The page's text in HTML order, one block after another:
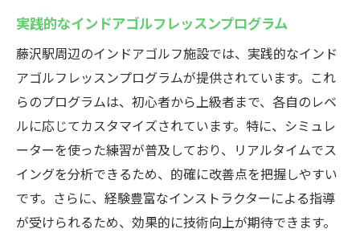
実践的なインドアゴルフレッスンプログラム
藤沢駅周辺のインドアゴルフ施設では、実践的なインド
アゴルフレッスンプログラムが提供されています。これ
らのプログラムは、初心者から上級者まで、各自のレベ
ルに応じてカスタマイズされています。特に、シミュレ
ーターを使った練習が普及しており、リアルタイムでス
イングを分析できるため、的確に改善点を把握しやすい
です。さらに、経験豊富なインストラクターによる指導
が受けられるため、効果的に技術向上が期待できます。